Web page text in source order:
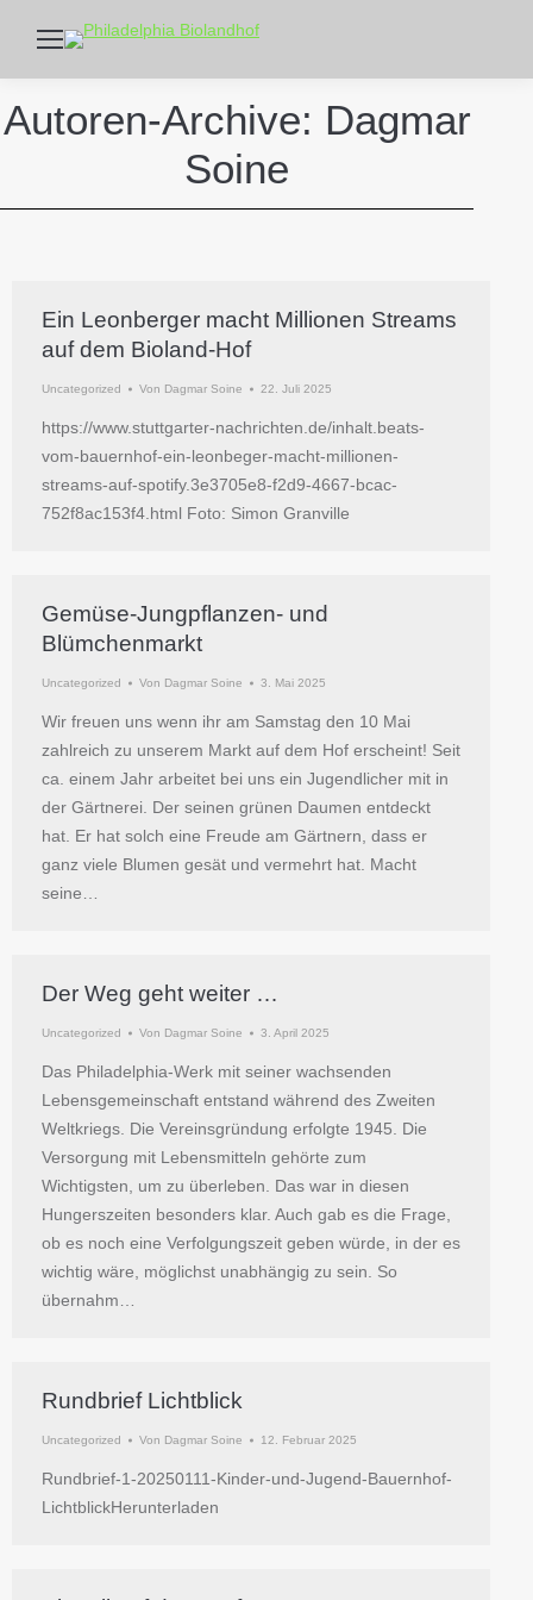
Autoren-Archive: Dagmar
Soine
Ein Leonberger macht Millionen Streams
auf dem Bioland-Hof
Uncategorized Von Dagmar Soine 22. Juli 2025
https://www.stuttgarter-nachrichten.de/inhalt.beats-
vom-bauernhof-ein-leonbeger-macht-millionen-
streams-auf-spotify.3e3705e8-f2d9-4667-bcac-
752f8ac153f4.html Foto: Simon Granville
Gemüse-Jungpflanzen- und
Blümchenmarkt
Uncategorized Von Dagmar Soine 3. Mai 2025
Wir freuen uns wenn ihr am Samstag den 10 Mai
zahlreich zu unserem Markt auf dem Hof erscheint! Seit
ca. einem Jahr arbeitet bei uns ein Jugendlicher mit in
der Gärtnerei. Der seinen grünen Daumen entdeckt
hat. Er hat solch eine Freude am Gärtnern, dass er
ganz viele Blumen gesät und vermehrt hat. Macht
seine…
Der Weg geht weiter …
Uncategorized Von Dagmar Soine 3. April 2025
Das Philadelphia-Werk mit seiner wachsenden
Lebensgemeinschaft entstand während des Zweiten
Weltkriegs. Die Vereinsgründung erfolgte 1945. Die
Versorgung mit Lebensmitteln gehörte zum
Wichtigsten, um zu überleben. Das war in diesen
Hungerszeiten besonders klar. Auch gab es die Frage,
ob es noch eine Verfolgungszeit geben würde, in der es
wichtig wäre, möglichst unabhängig zu sein. So
übernahm…
Rundbrief Lichtblick
Uncategorized Von Dagmar Soine 12. Februar 2025
Rundbrief-1-20250111-Kinder-und-Jugend-Bauernhof-
LichtblickHerunterladen